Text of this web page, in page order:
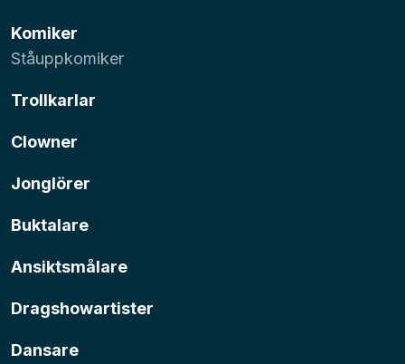
Komiker
Ståuppkomiker
Trollkarlar
Clowner
Jonglörer
Buktalare
Ansiktsmålare
Dragshowartister
Dansare